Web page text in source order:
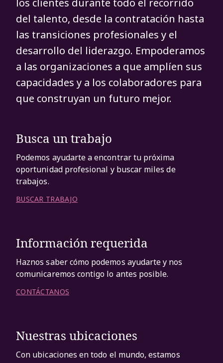
los clientes durante todo el recorrido
del talento, desde la contratación hasta
las transiciones profesionales y el
desarrollo del liderazgo. Empoderamos
a las organizaciones a que amplíen sus
capacidades y a los colaboradores para
que construyan un futuro mejor.
Busca un trabajo
Podemos ayudarte a encontrar tu próxima
oportunidad profesional y buscar miles de
trabajos.
BUSCAR TRABAJO
Información requerida
Haznos saber cómo podemos ayudarte y nos
comunicaremos contigo lo antes posible.
CONTÁCTANOS
Nuestras ubicaciones
Con ubicaciones en todo el mundo, estamos